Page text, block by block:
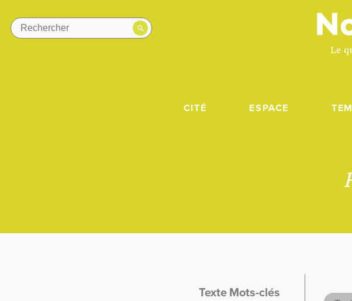
CITÉ ESPACE
Texte Mots-clés